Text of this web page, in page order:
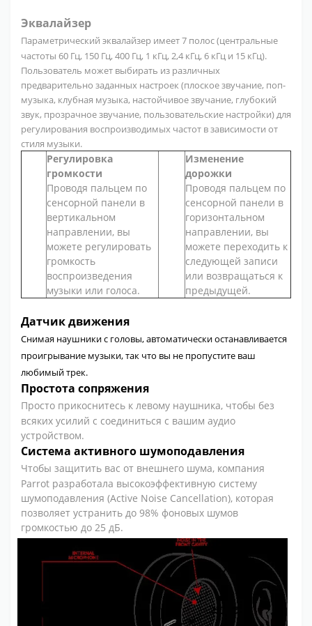
Эквалайзер
Параметрический эквалайзер имеет 7 полос (центральные
частоты 60 Гц, 150 Гц, 400 Гц, 1 кГц, 2,4 кГц, 6 кГц и 15 кГц).
Пользователь может выбирать из различных
предварительно заданных настроек (плоское звучание, поп-
музыка, клубная музыка, настойчивое звучание, глубокий
звук, прозрачное звучание, пользовательские настройки) для
регулирования воспроизводимых частот в зависимости от
стиля музыки.
Регулировка
громкости
Проводя пальцем по
сенсорной панели в
вертикальном
направлении, вы
можете регулировать
громкость
воспроизведения
музыки или голоса.
Изменение
дорожки
Проводя пальцем по
сенсорной панели в
горизонтальном
направлении, вы
можете переходить к
следующей записи
или возвращаться к
предыдущей.
Датчик движения
Снимая наушники с головы, автоматически останавливается
проигрывание музыки, так что вы не пропустите ваш
любимый трек.
Простота сопряжения
Просто прикоснитесь к левому наушника, чтобы без
всяких усилий с соединиться с вашим аудио
устройством.
Система активного шумоподавления
Чтобы защитить вас от внешнего шума, компания
Parrot разработала высокоэффективную систему
шумоподавления (Active Noise Cancellation), которая
позволяет устранить до 98% фоновых шумов
громкостью до 25 дБ.